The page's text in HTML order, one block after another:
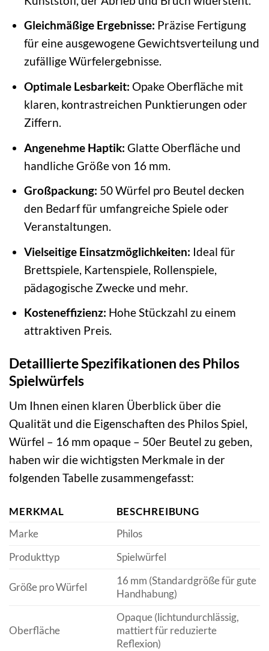
Gleichmäßige Ergebnisse: Präzise Fertigung
für eine ausgewogene Gewichtsverteilung und
zufällige Würfelergebnisse.
Optimale Lesbarkeit: Opake Oberfläche mit
klaren, kontrastreichen Punktierungen oder
Ziffern.
Angenehme Haptik: Glatte Oberfläche und
handliche Größe von 16 mm.
Großpackung: 50 Würfel pro Beutel decken
den Bedarf für umfangreiche Spiele oder
Veranstaltungen.
Vielseitige Einsatzmöglichkeiten: Ideal für
Brettspiele, Kartenspiele, Rollenspiele,
pädagogische Zwecke und mehr.
Kosteneffizienz: Hohe Stückzahl zu einem
attraktiven Preis.
Detaillierte Spezifikationen des Philos
Spielwürfels
Um Ihnen einen klaren Überblick über die
Qualität und die Eigenschaften des Philos Spiel,
Würfel – 16 mm opaque – 50er Beutel zu geben,
haben wir die wichtigsten Merkmale in der
folgenden Tabelle zusammengefasst:
MERKMAL
BESCHREIBUNG
Marke
Philos
Produkttyp
Spielwürfel
Größe pro Würfel
16 mm (Standardgröße für gute
Handhabung)
Oberfläche
Opaque (lichtundurchlässig,
mattiert für reduzierte
Reflexion)